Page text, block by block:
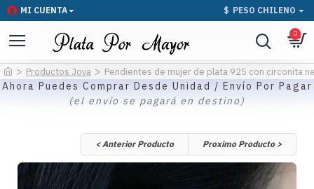
MI CUENTA $ PESO CHILENO
0
Productos Joya Pendientes de mujer de plata 925 con circonita
Ahora Puedes Comprar Desde Unidad / Envío Por Pagar
(el envío se pagará en destino)
< Anterior Producto Proximo Producto >